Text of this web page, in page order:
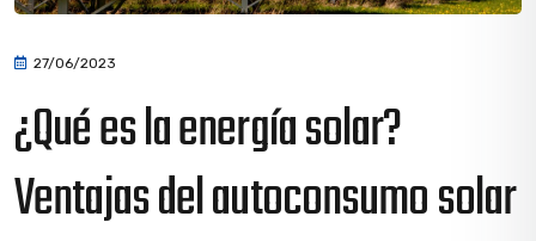
27/06/2023
¿Qué es la energía solar?
Ventajas del autoconsumo solar